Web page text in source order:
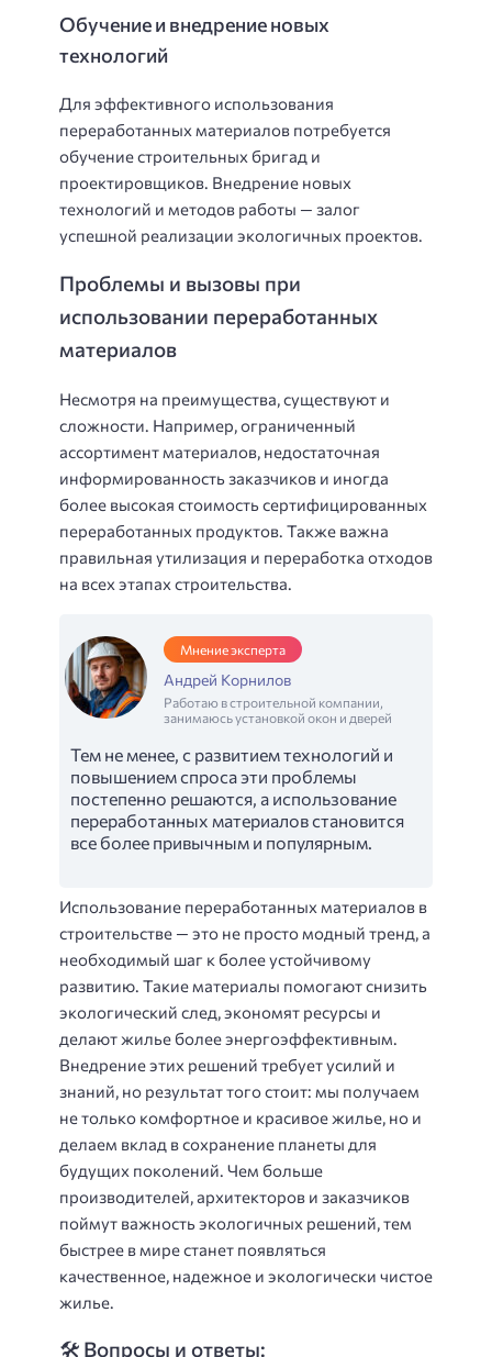
Обучение и внедрение новых
технологий
Для эффективного использования
переработанных материалов потребуется
обучение строительных бригад и
проектировщиков. Внедрение новых
технологий и методов работы — залог
успешной реализации экологичных проектов.
Проблемы и вызовы при
использовании переработанных
материалов
Несмотря на преимущества, существуют и
сложности. Например, ограниченный
ассортимент материалов, недостаточная
информированность заказчиков и иногда
более высокая стоимость сертифицированных
переработанных продуктов. Также важна
правильная утилизация и переработка отходов
на всех этапах строительства.
Мнение эксперта
Андрей Корнилов
Работаю в строительной компании,
занимаюсь установкой окон и дверей
Тем не менее, с развитием технологий и
повышением спроса эти проблемы
постепенно решаются, а использование
переработанных материалов становится
все более привычным и популярным.
Использование переработанных материалов в
строительстве — это не просто модный тренд, а
необходимый шаг к более устойчивому
развитию. Такие материалы помогают снизить
экологический след, экономят ресурсы и
делают жилье более энергоэффективным.
Внедрение этих решений требует усилий и
знаний, но результат того стоит: мы получаем
не только комфортное и красивое жилье, но и
делаем вклад в сохранение планеты для
будущих поколений. Чем больше
производителей, архитекторов и заказчиков
поймут важность экологичных решений, тем
быстрее в мире станет появляться
качественное, надежное и экологически чистое
жилье.
🛠️ Вопросы и ответы: